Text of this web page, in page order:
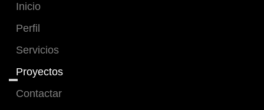
Inicio
Perfil
Servicios
Proyectos
Contactar